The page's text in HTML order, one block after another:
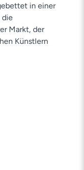
in einer
die
Markt, der
Künstlern